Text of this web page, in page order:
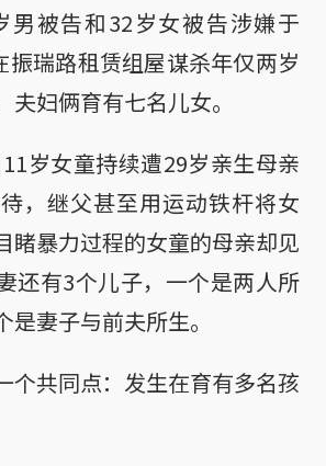
男被告和32岁女被告涉嫌于
振瑞路租赁组屋谋杀年仅两岁
夫妇俩育有七名儿女。
岁女童持续遭29岁亲生母亲
，继父甚至用运动铁杆将女
睹暴力过程的女童的母亲却见
还有3个儿子，一个是两人所
妻子与前夫所生。
个共同点：发生在育有多名孩